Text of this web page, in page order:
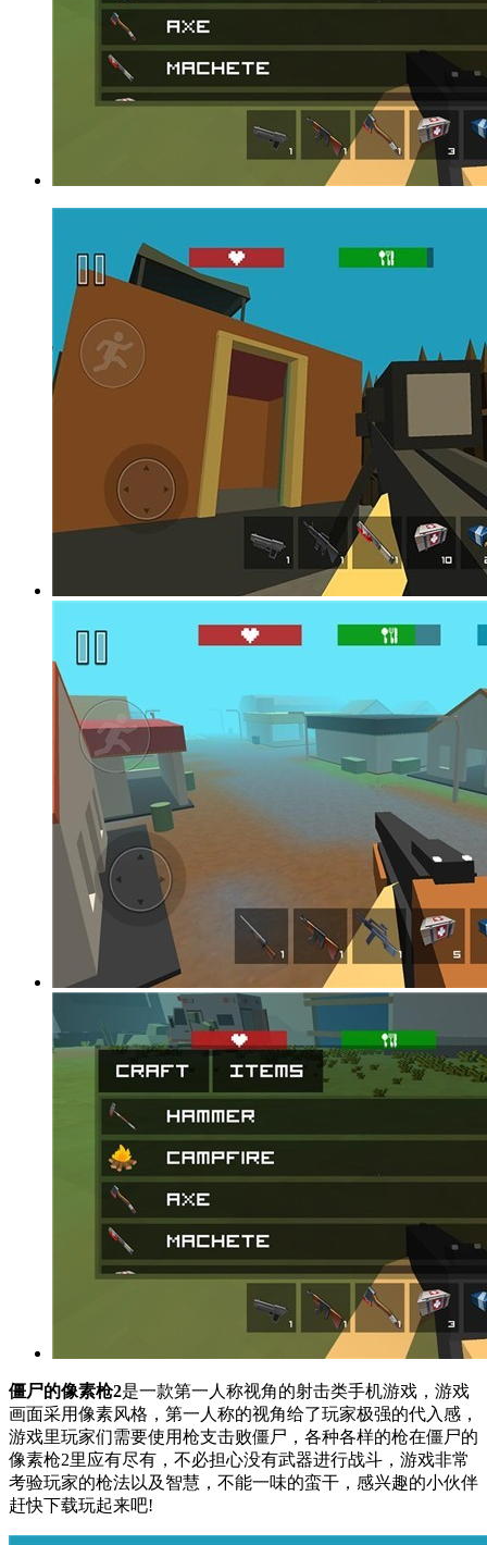
僵尸的像素枪2是一款第一人称视角的射击类手机游戏，游戏
画面采用像素风格，第一人称的视角给了玩家极强的代入感，
游戏里玩家们需要使用枪支击败僵尸，各种各样的枪在僵尸的
像素枪2里应有尽有，不必担心没有武器进行战斗，游戏非常
考验玩家的枪法以及智慧，不能一味的蛮干，感兴趣的小伙伴
赶快下载玩起来吧!